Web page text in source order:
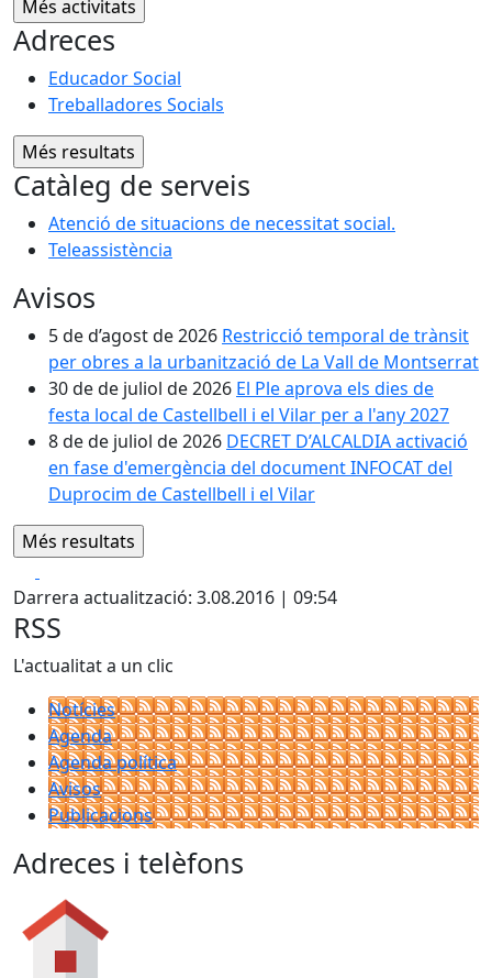
Adreces
Educador Social
Treballadores Socials
Catàleg de serveis
Atenció de situacions de necessitat social.
Teleassistència
Avisos
5 de d’agost de 2026 Restricció temporal de trànsit
per obres a la urbanització de La Vall de Montserrat
30 de de juliol de 2026 El Ple aprova els dies de
festa local de Castellbell i el Vilar per a l'any 2027
8 de de juliol de 2026 DECRET D’ALCALDIA activació
en fase d'emergència del document INFOCAT del
Duprocim de Castellbell i el Vilar
Darrera actualització: 3.08.2016 | 09:54
RSS
L'actualitat a un clic
Notícies
Agenda
Agenda política
Avisos
Publicacions
Adreces i telèfons